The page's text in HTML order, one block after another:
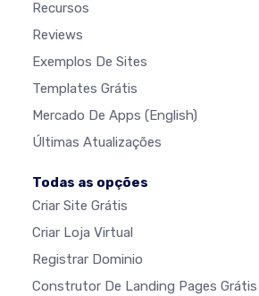
Recursos
Reviews
Exemplos De Sites
Templates Grátis
Mercado De Apps (English)
Últimas Atualizações
Todas as opções
Criar Site Grátis
Criar Loja Virtual
Registrar Dominio
Construtor De Landing Pages Grátis